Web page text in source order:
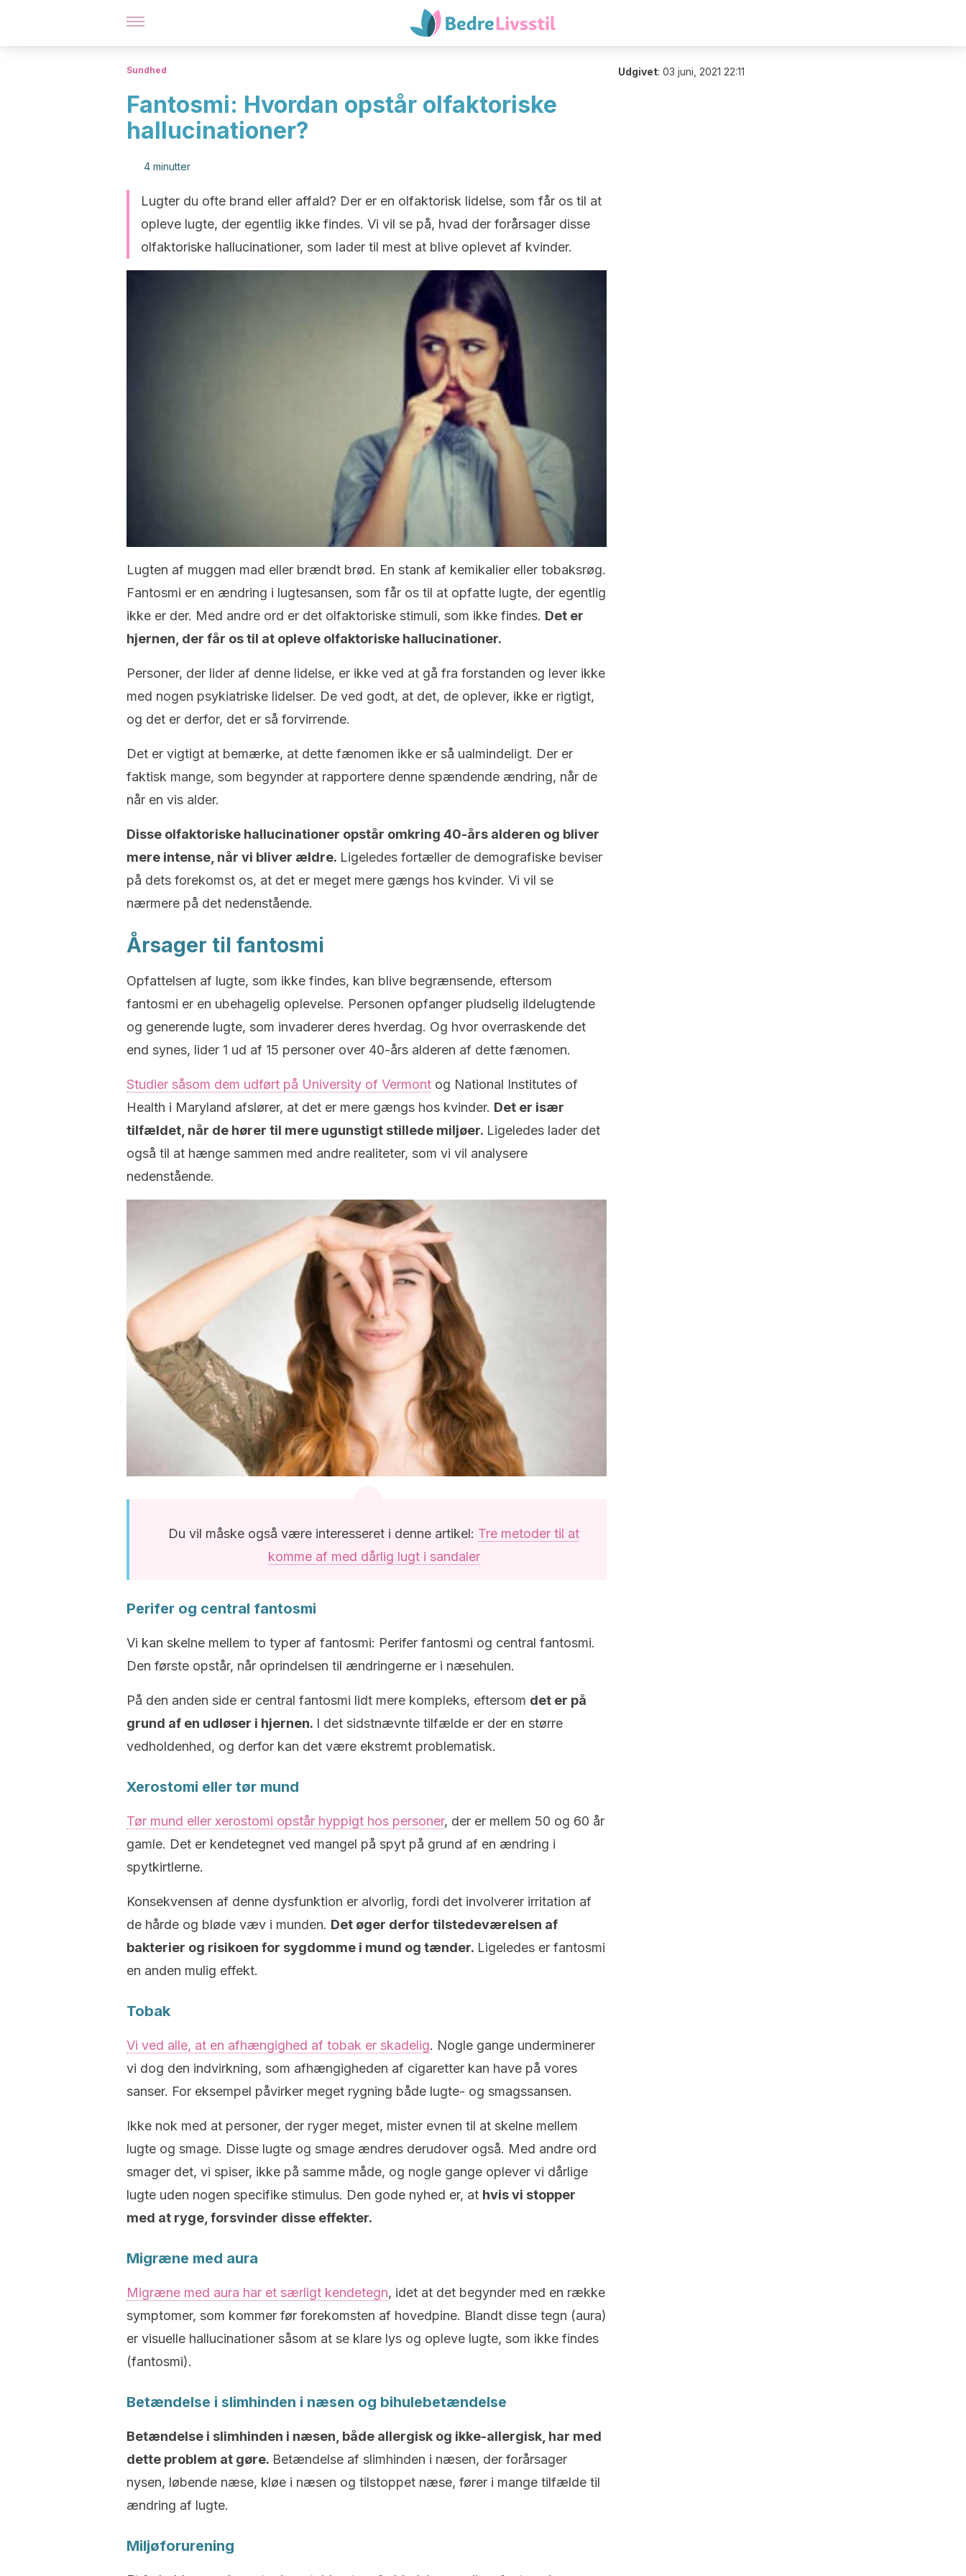
Sundhed
Fantosmi: Hvordan opstår olfaktoriske
hallucinationer?
4 minutter
Lugter du ofte brand eller affald? Der er en olfaktorisk lidelse, som får os til at
opleve lugte, der egentlig ikke findes. Vi vil se på, hvad der forårsager disse
olfaktoriske hallucinationer, som lader til mest at blive oplevet af kvinder.
Lugten af muggen mad eller brændt brød. En stank af kemikalier eller tobaksrøg.
Fantosmi er en ændring i lugtesansen, som får os til at opfatte lugte, der egentlig
ikke er der. Med andre ord er det olfaktoriske stimuli, som ikke findes. Det er
hjernen, der får os til at opleve olfaktoriske hallucinationer.
Personer, der lider af denne lidelse, er ikke ved at gå fra forstanden og lever ikke
med nogen psykiatriske lidelser. De ved godt, at det, de oplever, ikke er rigtigt,
og det er derfor, det er så forvirrende.
Det er vigtigt at bemærke, at dette fænomen ikke er så ualmindeligt. Der er
faktisk mange, som begynder at rapportere denne spændende ændring, når de
når en vis alder.
Disse olfaktoriske hallucinationer opstår omkring 40-års alderen og bliver
mere intense, når vi bliver ældre. Ligeledes fortæller de demografiske beviser
på dets forekomst os, at det er meget mere gængs hos kvinder. Vi vil se
nærmere på det nedenstående.
Årsager til fantosmi
Opfattelsen af lugte, som ikke findes, kan blive begrænsende, eftersom
fantosmi er en ubehagelig oplevelse. Personen opfanger pludselig ildelugtende
og generende lugte, som invaderer deres hverdag. Og hvor overraskende det
end synes, lider 1 ud af 15 personer over 40-års alderen af dette fænomen.
Studier såsom dem udført på University of Vermont og National Institutes of
Health i Maryland afslører, at det er mere gængs hos kvinder. Det er især
tilfældet, når de hører til mere ugunstigt stillede miljøer. Ligeledes lader det
også til at hænge sammen med andre realiteter, som vi vil analysere
nedenstående.
Du vil måske også være interesseret i denne artikel: Tre metoder til at
komme af med dårlig lugt i sandaler
Perifer og central fantosmi
Vi kan skelne mellem to typer af fantosmi: Perifer fantosmi og central fantosmi.
Den første opstår, når oprindelsen til ændringerne er i næsehulen.
På den anden side er central fantosmi lidt mere kompleks, eftersom det er på
grund af en udløser i hjernen. I det sidstnævnte tilfælde er der en større
vedholdenhed, og derfor kan det være ekstremt problematisk.
Xerostomi eller tør mund
Tør mund eller xerostomi opstår hyppigt hos personer, der er mellem 50 og 60 år
gamle. Det er kendetegnet ved mangel på spyt på grund af en ændring i
spytkirtlerne.
Konsekvensen af denne dysfunktion er alvorlig, fordi det involverer irritation af
de hårde og bløde væv i munden. Det øger derfor tilstedeværelsen af
bakterier og risikoen for sygdomme i mund og tænder. Ligeledes er fantosmi
en anden mulig effekt.
Tobak
Vi ved alle, at en afhængighed af tobak er skadelig. Nogle gange underminerer
vi dog den indvirkning, som afhængigheden af cigaretter kan have på vores
sanser. For eksempel påvirker meget rygning både lugte- og smagssansen.
Ikke nok med at personer, der ryger meget, mister evnen til at skelne mellem
lugte og smage. Disse lugte og smage ændres derudover også. Med andre ord
smager det, vi spiser, ikke på samme måde, og nogle gange oplever vi dårlige
lugte uden nogen specifike stimulus. Den gode nyhed er, at hvis vi stopper
med at ryge, forsvinder disse effekter.
Migræne med aura
Migræne med aura har et særligt kendetegn, idet at det begynder med en række
symptomer, som kommer før forekomsten af hovedpine. Blandt disse tegn (aura)
er visuelle hallucinationer såsom at se klare lys og opleve lugte, som ikke findes
(fantosmi).
Betændelse i slimhinden i næsen og bihulebetændelse
Betændelse i slimhinden i næsen, både allergisk og ikke-allergisk, har med
dette problem at gøre. Betændelse af slimhinden i næsen, der forårsager
nysen, løbende næse, kløe i næsen og tilstoppet næse, fører i mange tilfælde til
ændring af lugte.
Miljøforurening
Udgivet: 03 juni, 2021 22:11